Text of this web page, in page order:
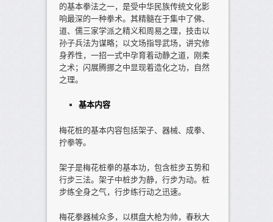
的基本拳法之一，是受中华民族传统文化影
响最深的一种拳术。其精髓在于集中了佛、
道、儒三家学派之精义和周易之理，技击以
孙子兵法为谋略；以文场指导武场，讲究修
身养性，一招一式中孕育着动静之道，刚柔
之术；闪展腾挪之中显现着造化之功，自然
之理。
基本内容
梅花桩的基本内容包括架子、器械、成拳、
拧拳等。
架子是梅花桩拳的基本功，包含桩步五势和
行步三法。架子中桩步为静，行步为动。桩
步练全身之气，行步练行动之迅速。
梅花拳器械众多，以棋盘大枪为帅，春秋大